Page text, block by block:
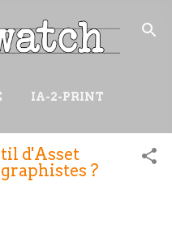
Accéder au contenu principal
IA-2-PRINT
WIKI
d'Asset
?